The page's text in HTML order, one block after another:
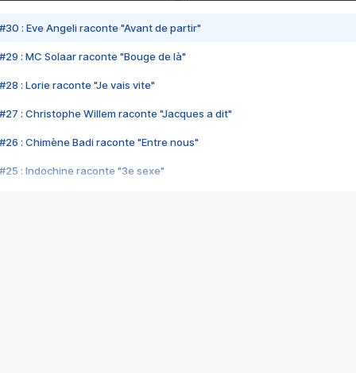
#30 : Eve Angeli raconte "Avant de partir"
#29 : MC Solaar raconte "Bouge de là"
#28 : Lorie raconte "Je vais vite"
#27 : Christophe Willem raconte "Jacques a dit"
#26 : Chimène Badi raconte "Entre nous"
#25 : Indochine raconte "3e sexe"